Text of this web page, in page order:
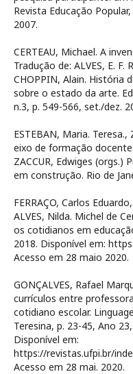
Revista Educação
2007.
CERTEAU, Michael. A
Tradução de: ALVES, E. F.
CHOPPIN, Alain. História
sobre o estado da arte.
n.3, p. 549-566, set./dez.
ESTEBAN, Maria. Teresa.,
eixo de formação
ZACCUR, Edwiges (orgs.)
em construção. Rio de
FERRAÇO, Carlos
ALVES, Nilda. Michel de
os cotidianos em
2018. Disponível em:
Acesso em 28 maio 2020.
GONÇALVES, Rafael
currículos entre
cotidiano escolar.
Teresina, p. 23-45, Ano
Disponível em:
https://revistas.ufpi.br/
Acesso em 28 mai. 2020.